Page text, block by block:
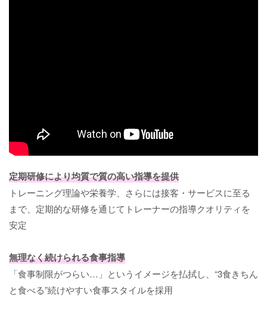
定期研修により均質で質の高い指導を提供
トレーニング理論や栄養学、さらには接客・サービスに至る
まで、定期的な研修を通じてトレーナーの指導クオリティを
安定
無理なく続けられる食事指導
「食事制限がつらい…」というイメージを払拭し、“3食きちん
と食べる”続けやすい食事スタイルを採用